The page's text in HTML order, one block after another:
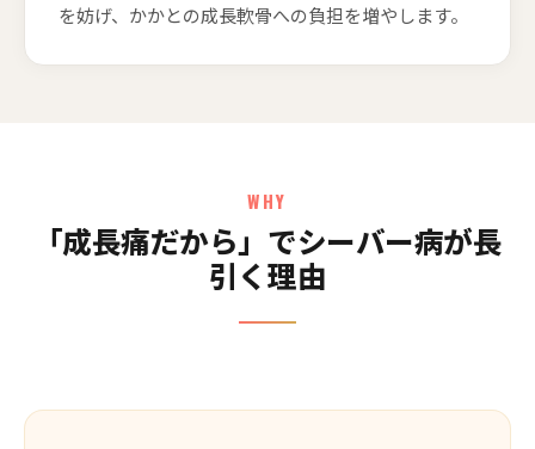
を妨げ、かかとの成長軟骨への負担を増やします。
WHY
「成長痛だから」でシーバー病が長
引く理由